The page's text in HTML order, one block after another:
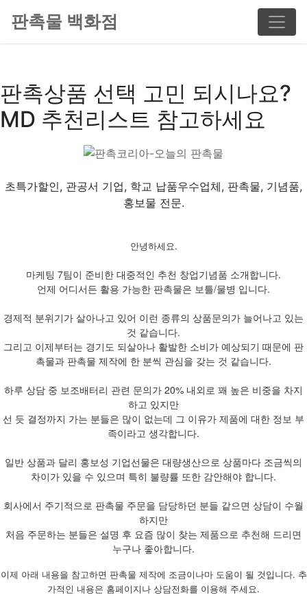
판촉물 백화점
판촉상품 선택 고민 되시나요?
MD 추천리스트 참고하세요
초특가할인, 관공서 기업, 학교 납품우수업체, 판촉물, 기념품,
홍보물 전문.
안녕하세요.
마케팅 7팀이 준비한 대중적인 추천 창업기념품 소개합니다.
언제 어디서든 활용 가능한 판촉물은 보틀/물병 입니다.
경제적 분위기가 살아나고 있어 이런 종류의 상품문의가 늘어나고 있는
것 같습니다.
그리고 이제부터는 경기도 되살아나 활발한 소비가 예상되기 때문에 판
촉물과 판촉물 제작에 한 분씩 관심을 갖는 것 같습니다.
하루 상담 중 보조배터리 관련 문의가 20% 내외로 꽤 높은 비중을 차지
하고 있지만
선 듯 결정까지 가는 분들은 많이 없는데 그 이유가 제품에 대한 정보 부
족이라고 생각합니다.
일반 상품과 달리 홍보성 기업선물은 대량생산으로 상품마다 조금씩의
차이가 있을 수 있으며 특히 불량률 또한 감안해야 합니다.
회사에서 주기적으로 판촉물 주문을 담당하던 분들 같으면 상담이 수월
하지만
처음 주문하는 분들은 설명 후 요즘 많이 찾는 제품으로 추천해 드리면
누구나 좋아합니다.
이제 아래 내용을 참고하면 판촉물 제작에 조금이나마 도움이 될 것입니다. 추
가적인 내용은 홈페이지나 상담전화를 이용해 주세요.